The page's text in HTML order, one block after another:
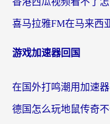
游戏加速器回国